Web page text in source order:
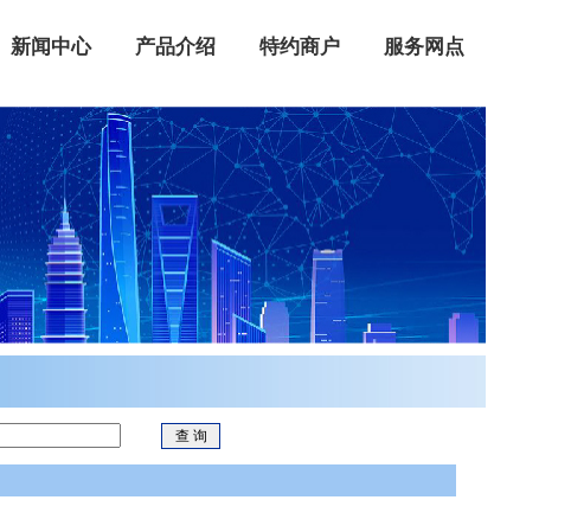
新闻中心 产品介绍 特约商户 服务网点